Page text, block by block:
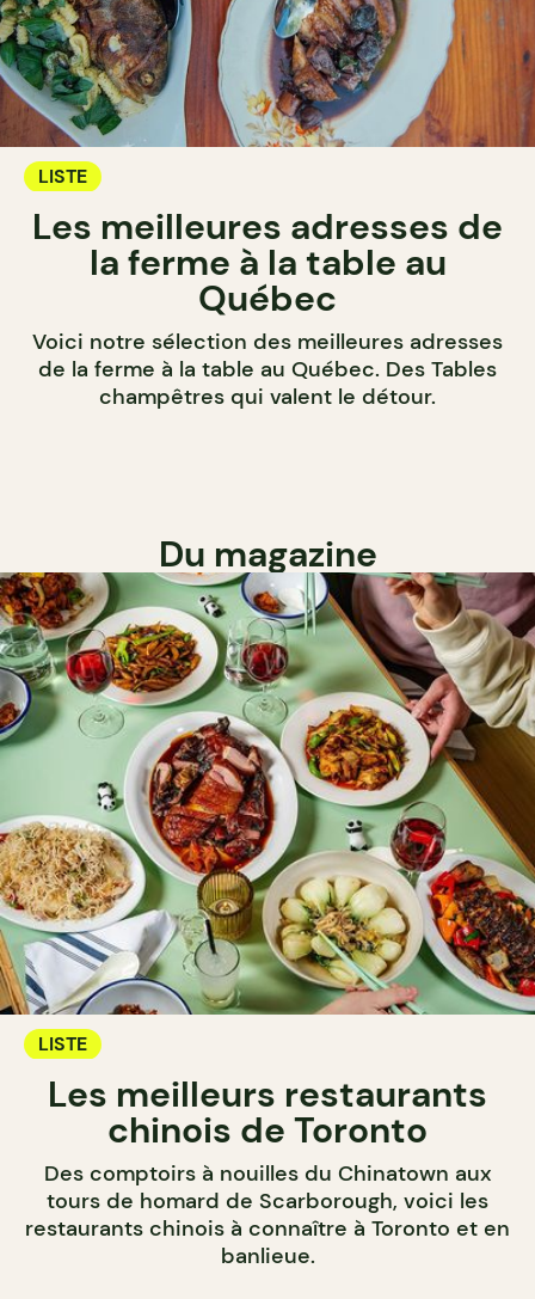
LISTE
Les meilleures adresses de
la ferme à la table au
Québec
Voici notre sélection des meilleures adresses
de la ferme à la table au Québec. Des Tables
champêtres qui valent le détour.
Du magazine
LISTE
Les meilleurs restaurants
chinois de Toronto
Des comptoirs à nouilles du Chinatown aux
tours de homard de Scarborough, voici les
restaurants chinois à connaître à Toronto et en
banlieue.